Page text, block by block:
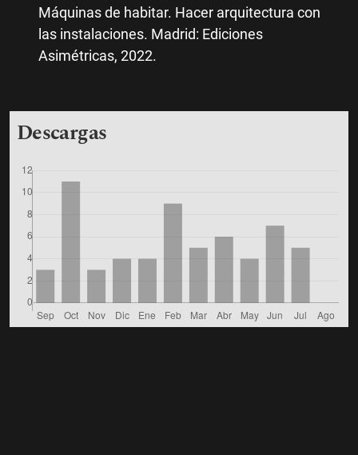
Máquinas de habitar. Hacer arquitectura con
las instalaciones. Madrid: Ediciones
Asimétricas, 2022.
Descargas